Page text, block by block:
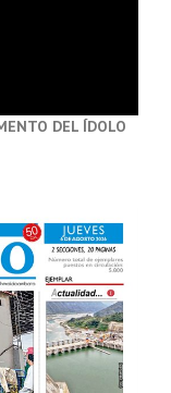
DEL ÍDOLO